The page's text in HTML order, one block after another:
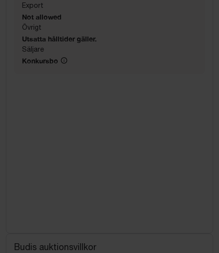
Export
Not allowed
Övrigt
Utsatta hålltider gäller.
Säljare
Konkursbo
Budis auktionsvillkor